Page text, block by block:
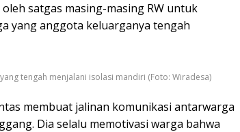
satgas masing-masing RW untuk
yang anggota keluarganya tengah
tengah menjalani isolasi mandiri (Foto: Wiradesa)
membuat jalinan komunikasi antarwarga
Dia selalu memotivasi warga bahwa